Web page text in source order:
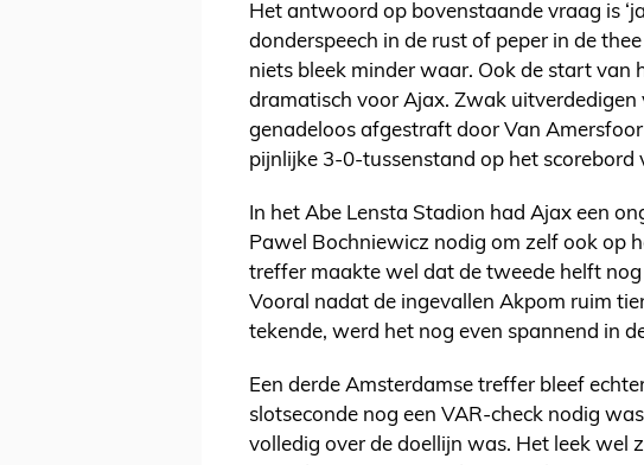
Het antwoord op bovenstaande vraag is
donderspeech in de rust of peper in de
niets bleek minder waar. Ook de start van
dramatisch voor Ajax. Zwak uitverdedigen
genadeloos afgestraft door Van
pijnlijke 3-0-tussenstand op het scorebord
In het Abe Lensta Stadion had Ajax een
Pawel Bochniewicz nodig om zelf ook op
treffer maakte wel dat de tweede helft
Vooral nadat de ingevallen Akpom ruim
tekende, werd het nog even spannend in
Een derde Amsterdamse treffer bleef
slotseconde nog een VAR-check nodig
volledig over de doellijn was. Het leek wel